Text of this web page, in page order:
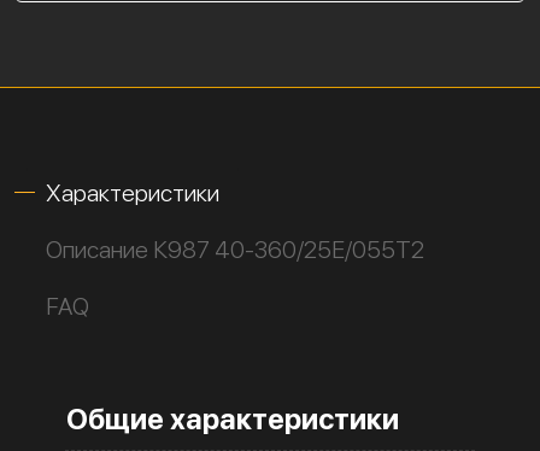
Характеристики
Описание К987 40-360/25Е/055Т2
FAQ
Общие характеристики